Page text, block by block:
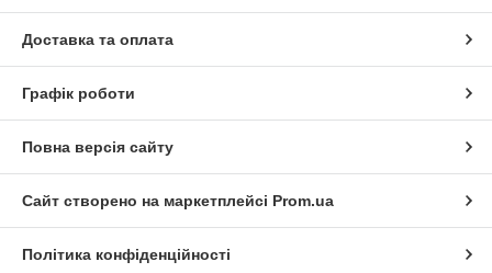
Доставка та оплата
Графік роботи
Повна версія сайту
Сайт створено на маркетплейсі Prom.ua
Політика конфіденційності